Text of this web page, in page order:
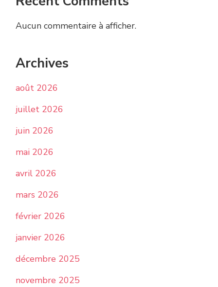
Aucun commentaire à afficher.
Archives
août 2026
juillet 2026
juin 2026
mai 2026
avril 2026
mars 2026
février 2026
janvier 2026
décembre 2025
novembre 2025